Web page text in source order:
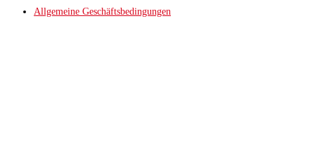
Allgemeine Geschäftsbedingungen